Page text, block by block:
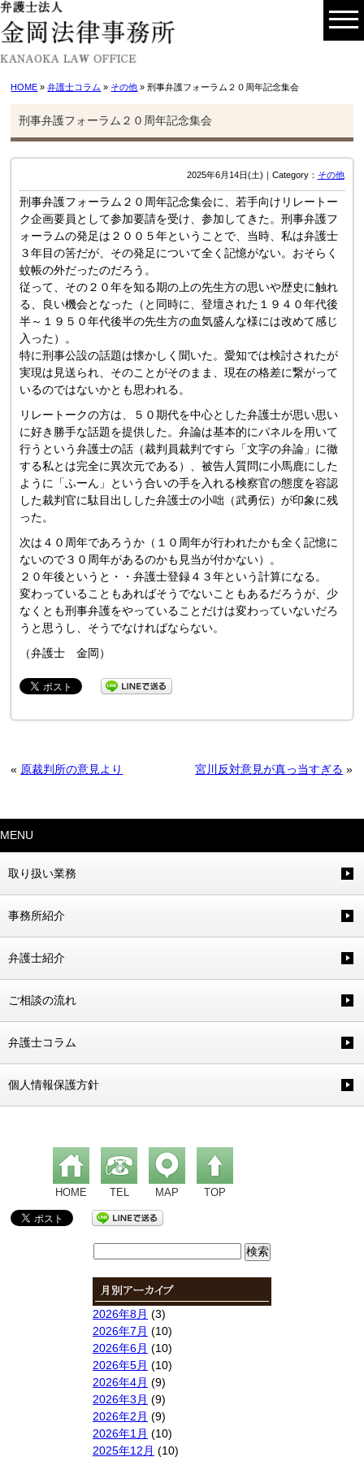
HOME »弁護士コラム » その他 » 刑事弁護フォーラム２０周年記念集会
刑事弁護フォーラム２０周年記念集会
2025年6月14日(土)｜Category： その他
刑事弁護フォーラム２０周年記念集会に、若手向けリレートー
ク企画要員として参加要請を受け、参加してきた。刑事弁護フ
ォーラムの発足は２００５年ということで、当時、私は弁護士
３年目の筈だが、その発足について全く記憶がない。おそらく
蚊帳の外だったのだろう。
従って、その２０年を知る期の上の先生方の思いや歴史に触れ
る、良い機会となった（と同時に、登壇された１９４０年代後
半～１９５０年代後半の先生方の血気盛んな様には改めて感じ
入った）。
特に刑事公設の話題は懐かしく聞いた。愛知では検討されたが
実現は見送られ、そのことがそのまま、現在の格差に繋がって
いるのではないかとも思われる。
リレートークの方は、５０期代を中心とした弁護士が思い思い
に好き勝手な話題を提供した。弁論は基本的にパネルを用いて
行うという弁護士の話（裁判員裁判ですら「文字の弁論」に徹
する私とは完全に異次元である）、被告人質問に小馬鹿にした
ように「ふーん」という合いの手を入れる検察官の態度を容認
した裁判官に駄目出しした弁護士の小咄（武勇伝）が印象に残
った。
次は４０周年であろうか（１０周年が行われたかも全く記憶に
ないので３０周年があるのかも見当が付かない）。
２０年後というと・・弁護士登録４３年という計算になる。
変わっていることもあればそうでないこともあるだろうが、少
なくとも刑事弁護をやっていることだけは変わっていないだろ
うと思うし、そうでなければならない。
（弁護士 金岡）
« 原裁判所の意見より 宮川反対意見が真っ当すぎる »
MENU
取り扱い業務
事務所紹介
弁護士紹介
ご相談の流れ
弁護士コラム
個人情報保護方針
HOME TEL MAP TOP
2026年8月 (3)
2026年7月 (10)
2026年6月 (10)
2026年5月 (10)
2026年4月 (9)
2026年3月 (9)
2026年2月 (9)
2026年1月 (10)
2025年12月 (10)